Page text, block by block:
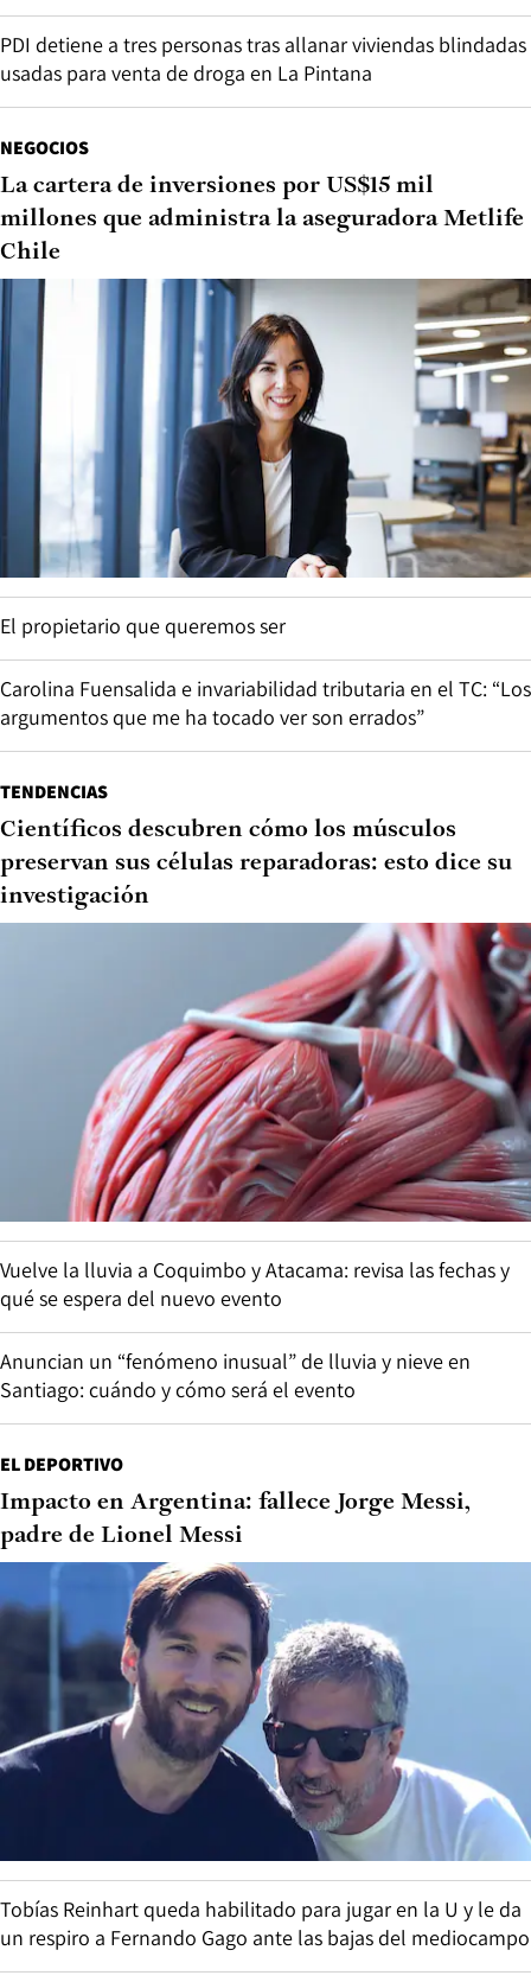
PDI detiene a tres personas tras allanar viviendas blindadas
usadas para venta de droga en La Pintana
NEGOCIOS
La cartera de inversiones por US$15 mil
millones que administra la aseguradora Metlife
Chile
El propietario que queremos ser
Carolina Fuensalida e invariabilidad tributaria en el TC: “Los
argumentos que me ha tocado ver son errados”
TENDENCIAS
Científicos descubren cómo los músculos
preservan sus células reparadoras: esto dice su
investigación
Vuelve la lluvia a Coquimbo y Atacama: revisa las fechas y
qué se espera del nuevo evento
Anuncian un “fenómeno inusual” de lluvia y nieve en
Santiago: cuándo y cómo será el evento
EL DEPORTIVO
Impacto en Argentina: fallece Jorge Messi,
padre de Lionel Messi
Tobías Reinhart queda habilitado para jugar en la U y le da
un respiro a Fernando Gago ante las bajas del mediocampo